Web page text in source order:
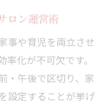
ロン運営術
事や育児を両立させ
化が不可欠です。
・午後で区切り、家
設定することが挙げ